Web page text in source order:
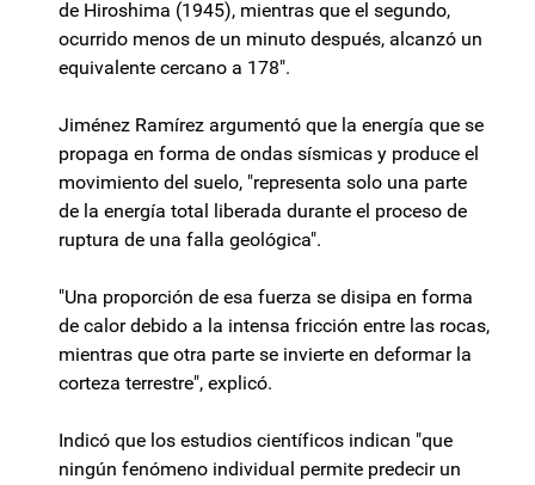
de Hiroshima (1945), mientras que el segundo,
ocurrido menos de un minuto después, alcanzó un
equivalente cercano a 178".
Jiménez Ramírez argumentó que la energía que se
propaga en forma de ondas sísmicas y produce el
movimiento del suelo, "representa solo una parte
de la energía total liberada durante el proceso de
ruptura de una falla geológica".
"Una proporción de esa fuerza se disipa en forma
de calor debido a la intensa fricción entre las rocas,
mientras que otra parte se invierte en deformar la
corteza terrestre", explicó.
Indicó que los estudios científicos indican "que
ningún fenómeno individual permite predecir un